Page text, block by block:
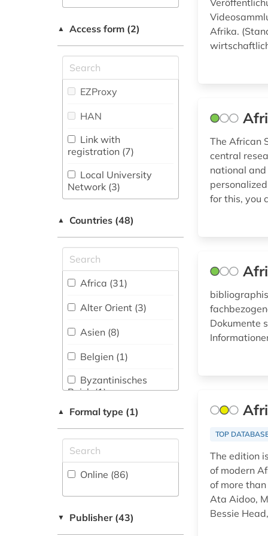
Literature (26)
Mathematics (4)
Media and
Communication
Communication Design
Medicine (4)
Musicology (2)
Philosophy (7)
Political Science (10)
Psychology (1)
Romance Studies (9)
Discipline), Research,
Museology (1)
Slavonic Studies (7)
Sociology (12)
Religious Studies (15)
black africa (1)
book art (1)
book cover (1)
bosnia-herzegovina
burkina-faso (1)
catalog (3)
central asia (7)
central asia cis (1)
chemistry (1)
library frankfurt am
colonialism (1)
communication
science (1)
company (1)
▲ Access form (2)
EZProxy
HAN
Link with
registration (7)
Local University
Network (3)
Shibboleth
Single Workstation
▲ Countries (48)
Africa (31)
Alter Orient (3)
Asien (8)
Belgien (1)
Byzantinisches
Reich (1)
Hessen (1)
Irland (1)
Island (1)
Italien (1)
▲ Formal type (1)
Online (86)
▼ Publisher (43)
Afrika.
The African
central
national
for this, you
Dokumente
TOP
The edition
of modern
of more
Ata Aidoo,
Bessie